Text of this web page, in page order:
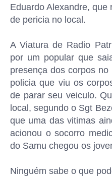
Eduardo Alexandre, que
de pericia no local.
A Viatura de Radio
por um popular que
presença dos corpos
policia que viu os
de parar seu veiculo.
local, segundo o Sgt
que uma das vitimas
acionou o socorro
do Samu chegou os
Ninguém sabe o que